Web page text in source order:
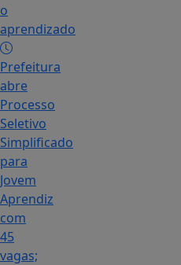
o
aprendizado
Prefeitura
abre
Processo
Seletivo
Simplificado
para
Jovem
Aprendiz
com
45
vagas;